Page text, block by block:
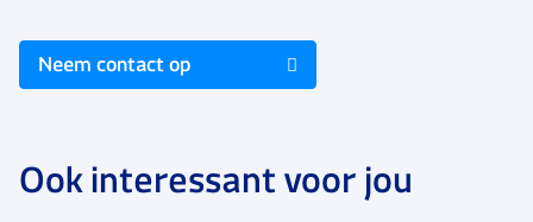
Neem contact op
Ook interessant voor jou